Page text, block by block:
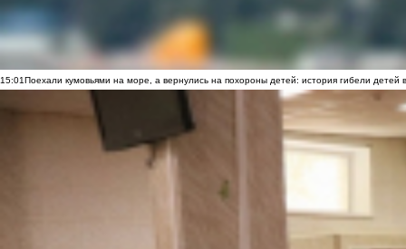
15:01Поехали кумовьями на море, а вернулись на похороны детей: история гибели детей